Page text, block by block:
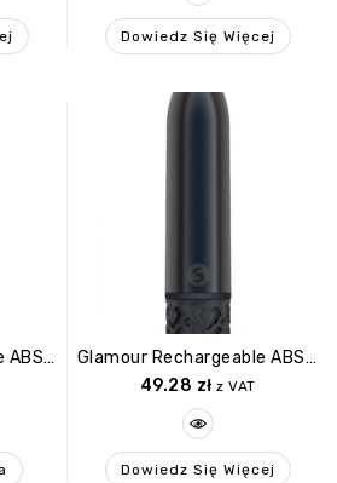
Dowiedz Się Więcej
Glamour Rechargeable ABS Bullet Pink
Glamour Rechargeable ABS Bullet Gunmetal
49.28 zł z VAT
Dowiedz Się Więcej